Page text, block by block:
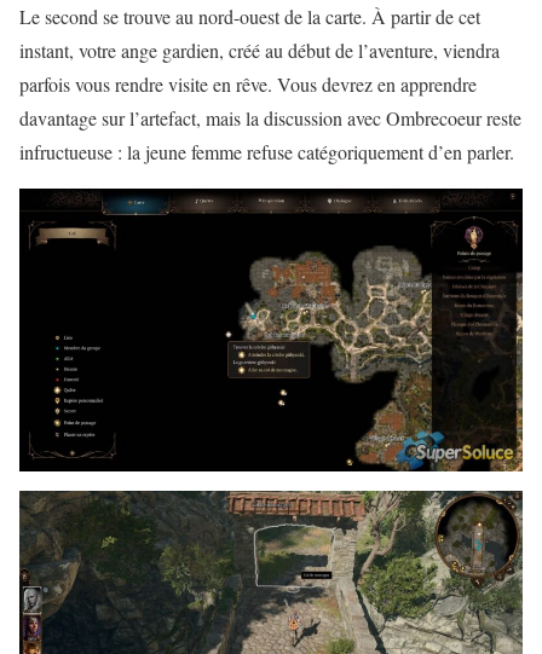
Le second se trouve au nord-ouest de la carte. À partir de cet
instant, votre ange gardien, créé au début de l’aventure, viendra
parfois vous rendre visite en rêve. Vous devrez en apprendre
davantage sur l’artefact, mais la discussion avec Ombrecoeur reste
infructueuse : la jeune femme refuse catégoriquement d’en parler.